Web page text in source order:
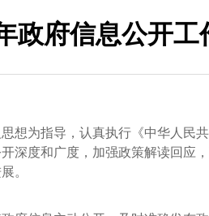
政府信息公开
为指导，认真执行《中华人民
深度和广度，加强政策解读回应
。